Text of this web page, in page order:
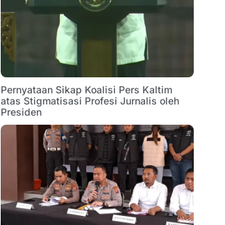
Pernyataan Sikap Koalisi Pers Kaltim
atas Stigmatisasi Profesi Jurnalis oleh
Presiden